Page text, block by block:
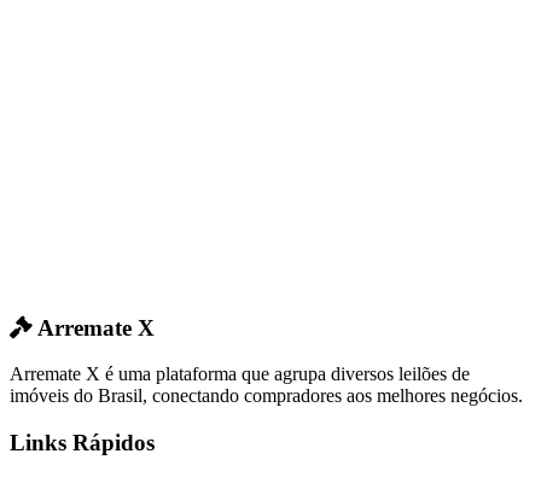
Arremate X
Arremate X é uma plataforma que agrupa diversos leilões de
imóveis do Brasil, conectando compradores aos melhores negócios.
Links Rápidos